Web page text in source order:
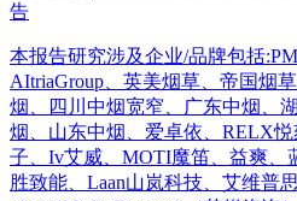
告
本报告研究涉及企业/品牌包括
AItriaGroup、英美烟草、帝国烟
烟、四川中烟宽窄、广东中烟、
烟、山东中烟、爱卓依、RELX
子、Iv艾威、MOTI魔笛、益爽、
胜致能、Laan山岚科技、艾维普